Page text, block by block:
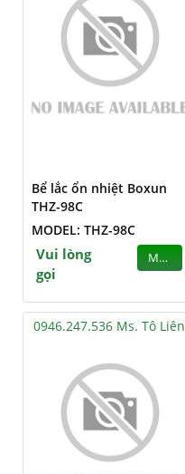
Bể lắc ổn nhiệt Boxun
THZ-98C
MODEL: THZ-98C
Vui lòng
gọi
MUA
0946.247.536 Ms. Tô Liên